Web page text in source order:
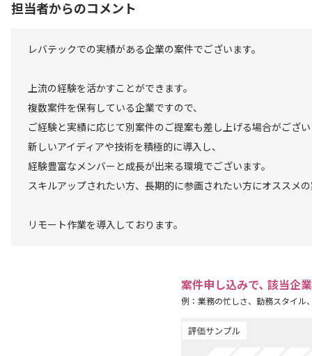
担当者からのコメント
レバテックでの実績がある企業の案件でございます。
上流の経験を活かすことができます。
複数案件を保有している企業ですので、
ご経験と実績に応じて別案件のご提案も差し上げる場合がござ
新しいアイディアや技術を積極的に導入し、
経験豊富なメンバーと成長が出来る環境でございます。
スキルアップされたい方、長期的に参画されたい方にオススメ
リモート作業を導入しております。
案件申し込みで､ 該当企
例：業務の忙しさ、勤務スタイル